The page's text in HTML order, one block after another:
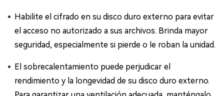
Habilite el cifrado en su disco duro externo para evitar
el acceso no autorizado a sus archivos. Brinda mayor
seguridad, especialmente si pierde o le roban la unidad.
El sobrecalentamiento puede perjudicar el
rendimiento y la longevidad de su disco duro externo.